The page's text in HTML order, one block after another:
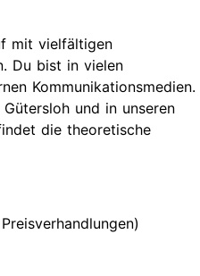
mit vielfältigen
Du bist in vielen
Kommunikationsmedien.
und in unseren
die theoretische